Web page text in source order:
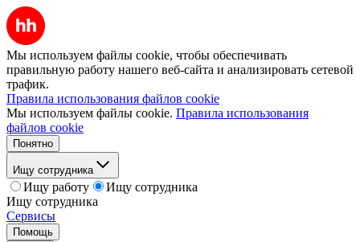
Мы используем файлы cookie, чтобы обеспечивать
правильную работу нашего веб-сайта и анализировать сетевой
трафик.
Правила использования файлов cookie
Мы используем файлы cookie. Правила использования
файлов cookie
Понятно
Ищу сотрудника
Ищу работу
Ищу сотрудника
Ищу сотрудника
Сервисы
Помощь